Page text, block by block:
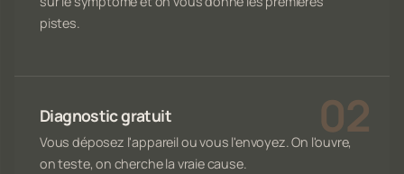
pistes.
Diagnostic gratuit
Vous déposez l'appareil ou vous l'envoyez. On l'ouvre,
on teste, on cherche la vraie cause.